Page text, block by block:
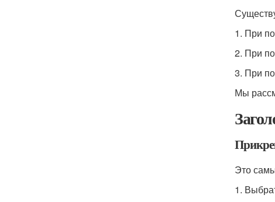
1. При
2. При
3. При
Мы
Это
1.